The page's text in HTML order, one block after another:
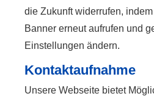
die Zukunft widerrufen,
Banner erneut aufrufen und
Einstellungen ändern.
Kontaktaufnahme
Unsere Webseite bietet